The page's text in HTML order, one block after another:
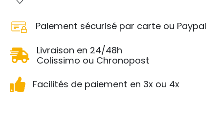
Paiement sécurisé par carte ou Paypal
Livraison en 24/48h
Colissimo ou Chronopost
Facilités de paiement en 3x ou 4x